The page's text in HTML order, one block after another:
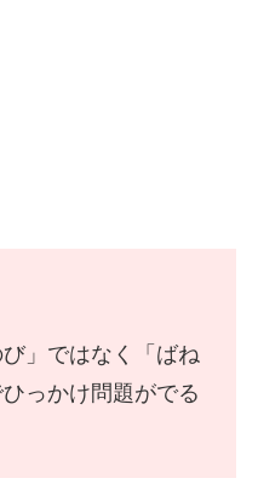
」ではなく「ばね
っかけ問題がでる